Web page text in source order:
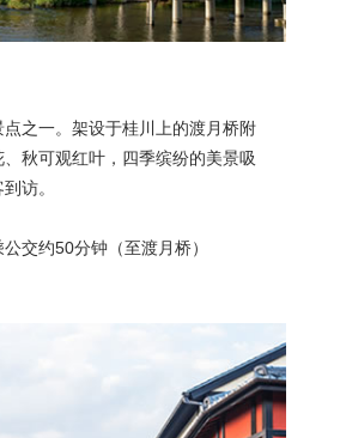
之一。架设于桂川上的渡月桥附
秋可观红叶，四季缤纷的美景吸
访。
交约50分钟（至渡月桥）